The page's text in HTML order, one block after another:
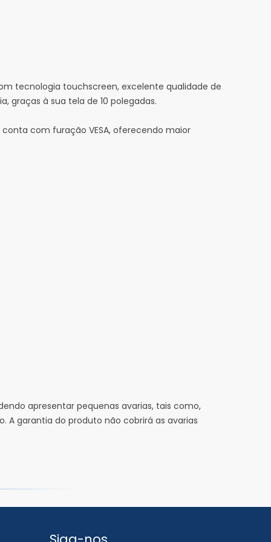
tecnologia touchscreen, excelente qualidade de
à sua tela de 10 polegadas.
com furação VESA, oferecendo maior
apresentar pequenas avarias, tais como,
garantia do produto não cobrirá as avarias